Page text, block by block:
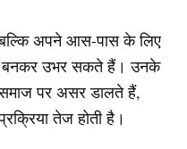
बल्कि अपने आस-पास के लिए
बनकर उभर सकते हैं। उनके
पर असर डालते हैं,
तेज होती है।